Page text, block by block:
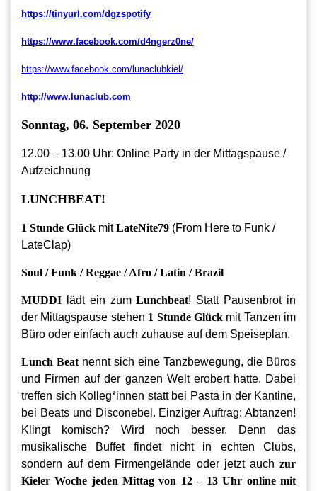
https://tinyurl.com/dgzspotify
https://www.facebook.com/d4ngerz0ne/
https://www.facebook.com/lunaclubkiel/
http://www.lunaclub.com
Sonntag, 06. September 2020
12.00 – 13.00 Uhr: Online Party in der Mittagspause /
Aufzeichnung
LUNCHBEAT!
1 Stunde Glück mitLateNite79 (From Here to Funk /
LateClap)
Soul / Funk / Reggae / Afro / Latin / Brazil
MUDDI lädt ein zumLunchbeat! Statt Pausenbrot in
der Mittagspause stehen 1 Stunde Glückmit Tanzen im
Büro oder einfach auch zuhause auf dem Speiseplan.
Lunch Beat nennt sich eine Tanzbewegung, die Büros
und Firmen auf der ganzen Welt erobert hatte. Dabei
treffen sich Kolleg*innen statt bei Pasta in der Kantine,
bei Beats und Disconebel. Einziger Auftrag: Abtanzen!
Klingt komisch? Wird noch besser. Denn das
musikalische Buffet findet nicht in echten Clubs,
sondern auf dem Firmengelände oder jetzt auch zur
Kieler Woche jeden Mittag von 12 – 13 Uhr online mit